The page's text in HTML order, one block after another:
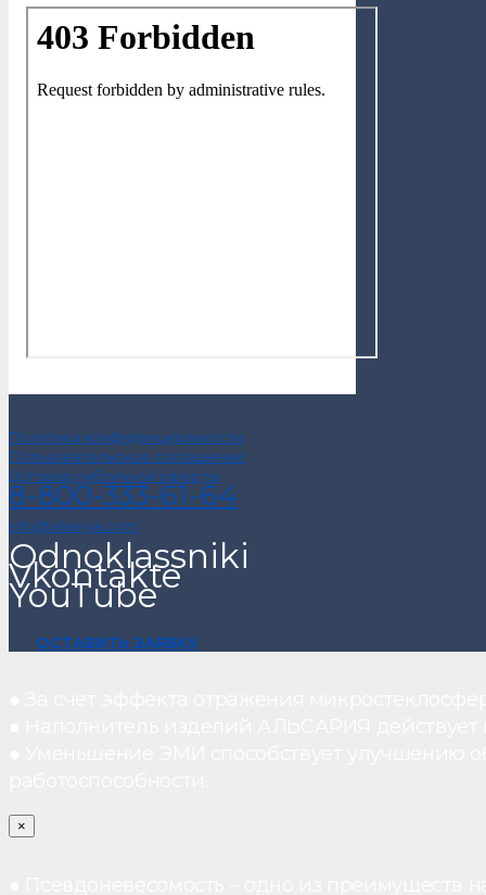
Политика конфиденциальности
Пользовательское соглашение
Договор публичной оферты
8-800-333-61-64
info@alsariya.com
Odnoklassniki
Vkontakte
YouTube
ОСТАВИТЬ ЗАЯВКУ
×